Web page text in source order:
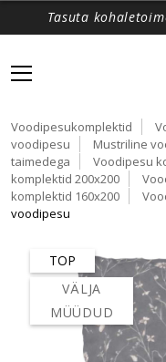
Tasuta
Voodipesukomplektid
voodipesu
Mustriline
taimedega
Voodipesu
komplektid 200x200
komplektid 160x200
voodipesu
TOP
VÄLJA
MÜÜDUD